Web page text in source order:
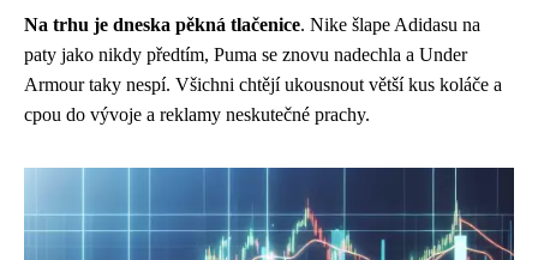
Na trhu je dneska pěkná tlačenice. Nike šlape Adidasu na
paty jako nikdy předtím, Puma se znovu nadechla a Under
Armour taky nespí. Všichni chtějí ukousnout větší kus koláče a
cpou do vývoje a reklamy neskutečné prachy.